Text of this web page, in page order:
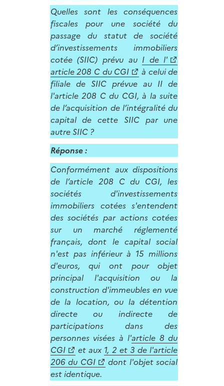
Quelles sont les conséquences
fiscales pour une société du
passage du statut de société
d’investissements immobiliers
cotée (SIIC) prévu au I de l'
article 208 C du CGI
à celui de
filiale de SIIC prévue au II de
l'article 208 C du CGI, à la suite
de l’acquisition de l’intégralité du
capital de cette SIIC par une
autre SIIC ?
Réponse :
Conformément aux dispositions
de l’article 208 C du CGI, les
sociétés d'investissements
immobiliers cotées s'entendent
des sociétés par actions cotées
sur un marché réglementé
français, dont le capital social
n'est pas inférieur à 15 millions
d'euros, qui ont pour objet
principal l'acquisition ou la
construction d'immeubles en vue
de la location, ou la détention
directe ou indirecte de
participations dans des
personnes visées à l'article 8 du
CGI
et aux 1, 2 et 3 de l'article
206 du CGI
dont l'objet social
est identique.